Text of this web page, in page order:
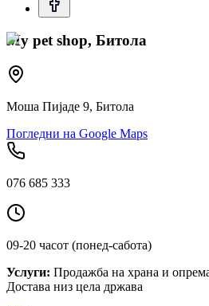
My pet shop, Битола
Моша Пијаде 9, Битола
Погледни на Google Maps
076 685 333
09-20 часот (понед-сабота)
Услуги: Продажба на храна и
Достава низ цела држава